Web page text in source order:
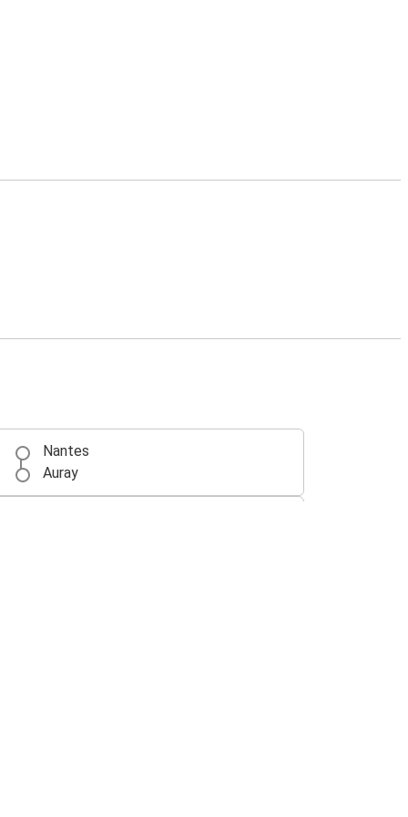
Nantes
Auray